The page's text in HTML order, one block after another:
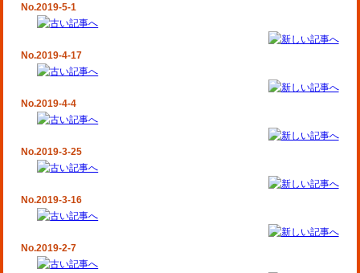
No.2019-5-1
No.2019-4-17
No.2019-4-4
No.2019-3-25
No.2019-3-16
No.2019-2-7